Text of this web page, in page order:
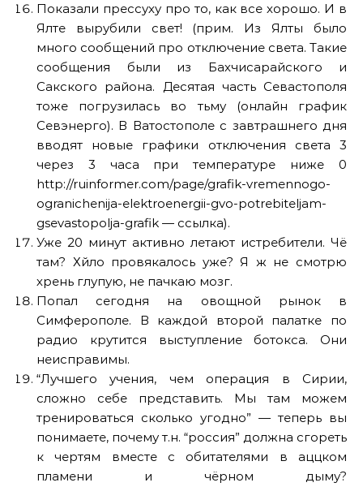
Показали прессуху про то, как все хорошо. И в
Ялте вырубили свет! (прим. Из Ялты было
много сообщений про отключение света. Такие
сообщения были из Бахчисарайского и
Сакского района. Десятая часть Севастополя
тоже погрузилась во тьму (онлайн график
Севэнерго). В Ватостополе с завтрашнего дня
вводят новые графики отключения света 3
через 3 часа при температуре ниже 0
http://ruinformer.com/page/grafik-vremennogo-
ogranichenija-elektroenergii-gvo-potrebiteljam-
gsevastopolja-grafik — ссылка).
Уже 20 минут активно летают истребители. Чё
там? Хйло провякалось уже? Я ж не смотрю
хрень глупую, не пачкаю мозг.
Попал сегодня на овощной рынок в
Симферополе. В каждой второй палатке по
радио крутится выступление ботокса. Они
неисправимы.
“Лучшего учения, чем операция в Сирии,
сложно себе представить. Мы там можем
тренироваться сколько угодно” — теперь вы
понимаете, почему т.н. “россия” должна сгореть
к чертям вместе с обитателями в аццком
пламени и чёрном дыму?